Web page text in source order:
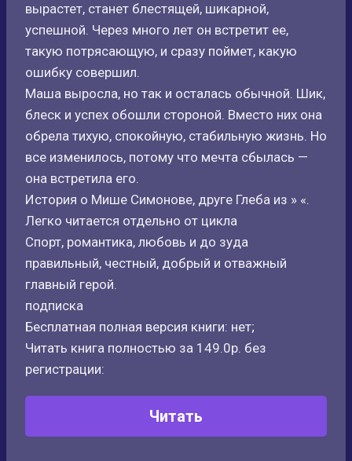
вырастет, станет блестящей, шикарной,
успешной. Через много лет он встретит ее,
такую потрясающую, и сразу поймет, какую
ошибку совершил.
Маша выросла, но так и осталась обычной. Шик,
блеск и успех обошли стороной. Вместо них она
обрела тихую, спокойную, стабильную жизнь. Но
все изменилось, потому что мечта сбылась —
она встретила его.
История о Мише Симонове, друге Глеба из » «.
Легко читается отдельно от цикла
Спорт, романтика, любовь и до зуда
правильный, честный, добрый и отважный
главный герой.
подписка
Бесплатная полная версия книги: нет;
Читать книга полностью за 149.0р. без
регистрации:
Читать